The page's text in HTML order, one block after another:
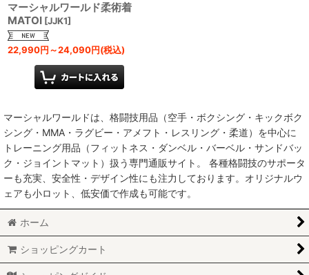
マーシャルワールド柔術着
MATOI [JJK1]
22,990円～24,090円(税込)
マーシャルワールドは、格闘技用品（空手・ボクシング・キックボク
シング・MMA・ラグビー・アメフト・レスリング・柔道）を中心に
トレーニング用品（フィットネス・ダンベル・バーベル・サンドバッ
ク・ジョイントマット）扱う専門通販サイト。 各種格闘技のサポータ
ーも充実、安全性・デザイン性にも注力しております。オリジナルウ
ェアも小ロット、低安価で作成も可能です。
ホーム
ショッピングカート